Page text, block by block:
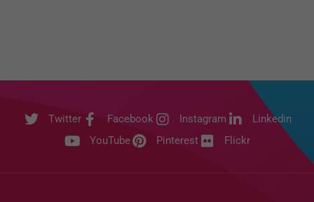
Twitter Facebook Instagram
Linkedin
YouTube
Pinterest Flickr